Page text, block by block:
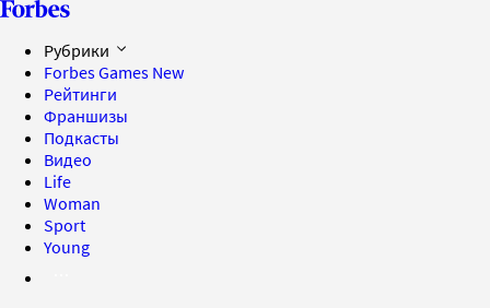
Рубрики
Forbes Games New
Рейтинги
Франшизы
Подкасты
Видео
Life
Woman
Sport
Young